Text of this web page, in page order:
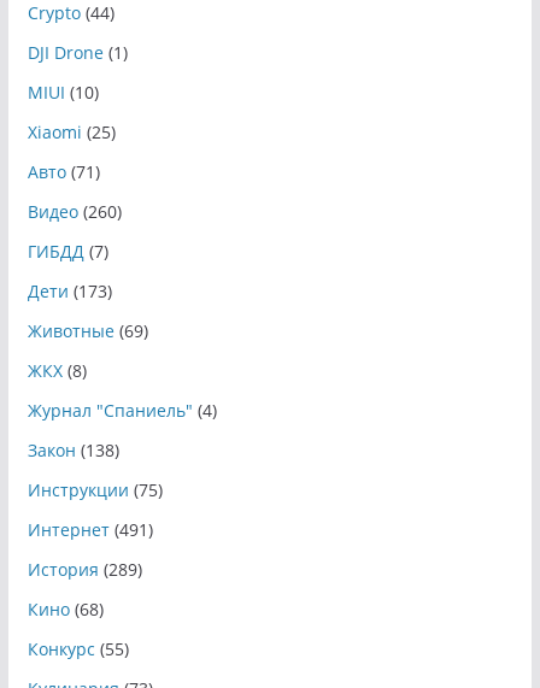
Crypto(44)
DJI Drone(1)
MIUI (10)
Xiaomi (25)
Авто(71)
Видео(260)
ГИБДД(7)
Дети (173)
Животные(69)
ЖКХ(8)
Журнал "Спаниель" (4)
Закон (138)
Инструкции (75)
Интернет(491)
История (289)
Кино(68)
Конкурс (55)